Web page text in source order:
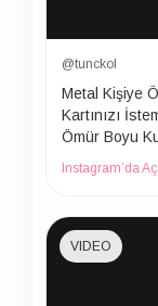
@tunckol
Metal Kişiye
Kartınızı
Ömür Boyu
Instagram’da Aç
VIDEO